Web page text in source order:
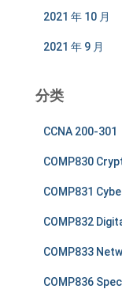
2021 年 10 月
2021 年 9 月
分类
CCNA 200-301
COMP830
COMP831
COMP832
COMP833
COMP836